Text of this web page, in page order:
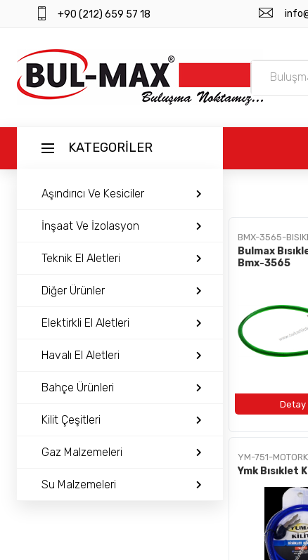
+90 (212) 659 57 18
KATEGORİLER
Aşındırıcı Ve Kesiciler
İnşaat Ve İzolasyon
Teknik El Aletleri
Diğer Ürünler
Elektirkli El Aletleri
Havalı El Aletleri
Bahçe Ürünleri
Kilit Çeşitleri
Gaz Malzemeleri
Su Malzemeleri
İLETIŞIM
+90 (212) 659 57 18 info@bulushirdavat.com
BMX-3565-
Bulmax
Bmx-3565
YM-751-
Ymk